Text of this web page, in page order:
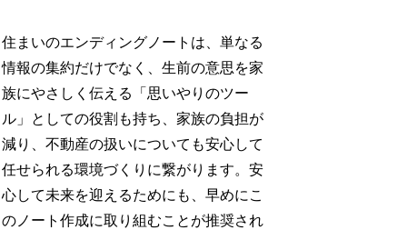
住まいのエンディングノートは、単なる
情報の集約だけでなく、生前の意思を家
族にやさしく伝える「思いやりのツー
ル」としての役割も持ち、家族の負担が
減り、不動産の扱いについても安心して
任せられる環境づくりに繋がります。安
心して未来を迎えるためにも、早めにこ
のノート作成に取り組むことが推奨され